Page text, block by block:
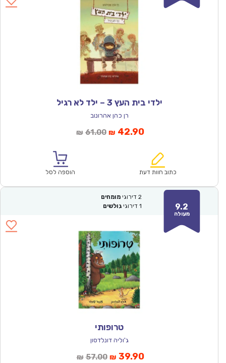
ילדי בית העץ 3 – ילד לא רגיל
רן כהן אהרונוב
₪ 61.00המחיר
₪61.00.
₪ 42.90המחיר
הוא:
כתוב חוות דעת הוספה לסל
9.2
מעולה
2 דירוגי מומחים
1 דירוגי גולשים
טרופותי
ג'וליה דונלדסון
₪ 57.00המחיר
₪ 39.90המחיר